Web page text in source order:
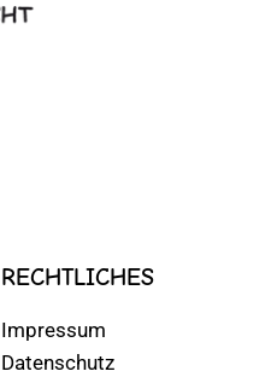
RECHTLICHES
Impressum
Datenschutz